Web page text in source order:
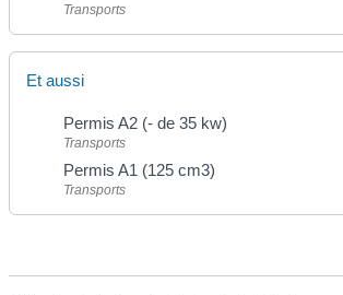
Transports
Et aussi
Permis A2 (- de 35 kw)
Transports
Permis A1 (125 cm3)
Transports